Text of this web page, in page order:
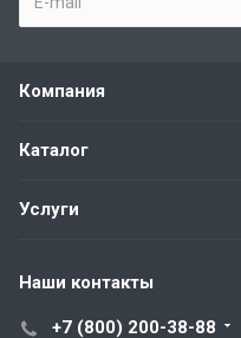
Компания
Каталог
Услуги
Наши контакты
+7 (800) 200-38-88